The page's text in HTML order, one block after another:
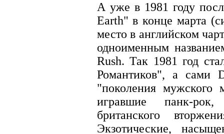
А уже в 1981 году
Earth" в конце марта
место в английском
одноименным
Rush. Так 1981 год
Романтиков", а сами
"поколения мужского
игравшие панк-
британского
Экзотические,